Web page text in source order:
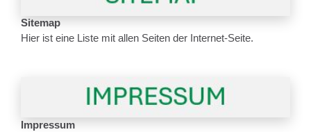
Sitemap
Hier ist eine Liste mit allen Seiten der Internet-Seite.
Impressum